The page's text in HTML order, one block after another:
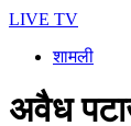
LIVE TV
शामली
अवैध